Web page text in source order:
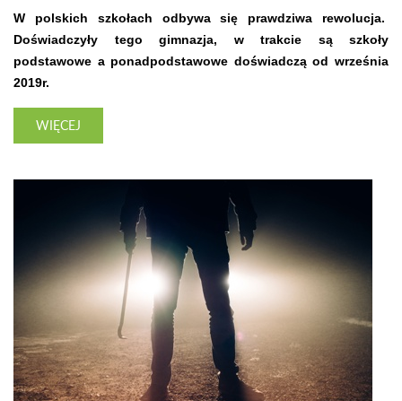
W polskich szkołach odbywa się prawdziwa rewolucja.
Doświadczyły tego gimnazja, w trakcie są szkoły
podstawowe a ponadpodstawowe doświadczą od września
2019r.
WIĘCEJ